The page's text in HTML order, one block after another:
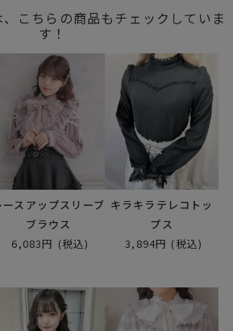
こちらの商品もチェックしていま
す！
ースアップスリーブ
ブラウス
6,083円 (税込)
キラキラテレコトッ
プス
3,894円 (税込)